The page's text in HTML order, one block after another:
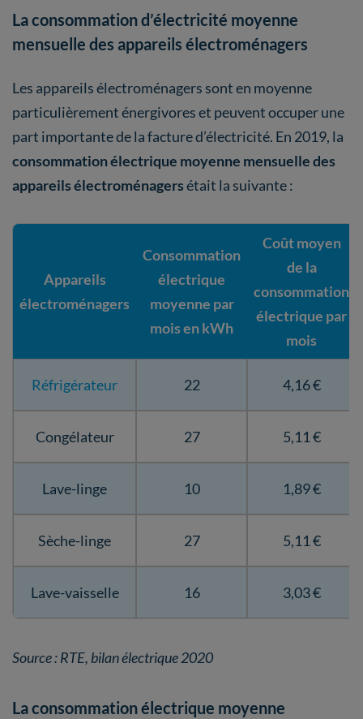
La consommation d’électricité moyenne
mensuelle des appareils électroménagers
Les appareils électroménagers sont en moyenne
particulièrement énergivores et peuvent occuper une
part importante de la facture d’électricité. En 2019, la
consommation électrique moyenne mensuelle des
appareils électroménagersétait la suivante :
Appareils
électroménagers
Consommation
électrique
moyenne par
mois en kWh
Coût moyen
de la
consommation
électrique par
mois
Réfrigérateur 22 4,16 €
Congélateur 27 5,11 €
Lave-linge 10 1,89 €
Sèche-linge 27 5,11 €
Lave-vaisselle 16 3,03 €
Source : RTE, bilan électrique 2020
La consommation électrique moyenne